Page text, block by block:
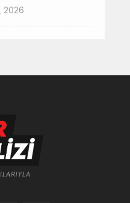
2026